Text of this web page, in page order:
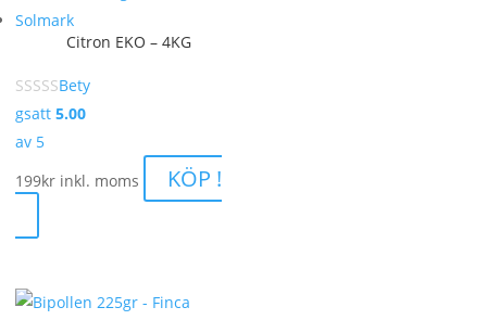
Citron EKO – 4KG
Bety
gsatt 5.00
av 5
199kr inkl. moms KÖP !